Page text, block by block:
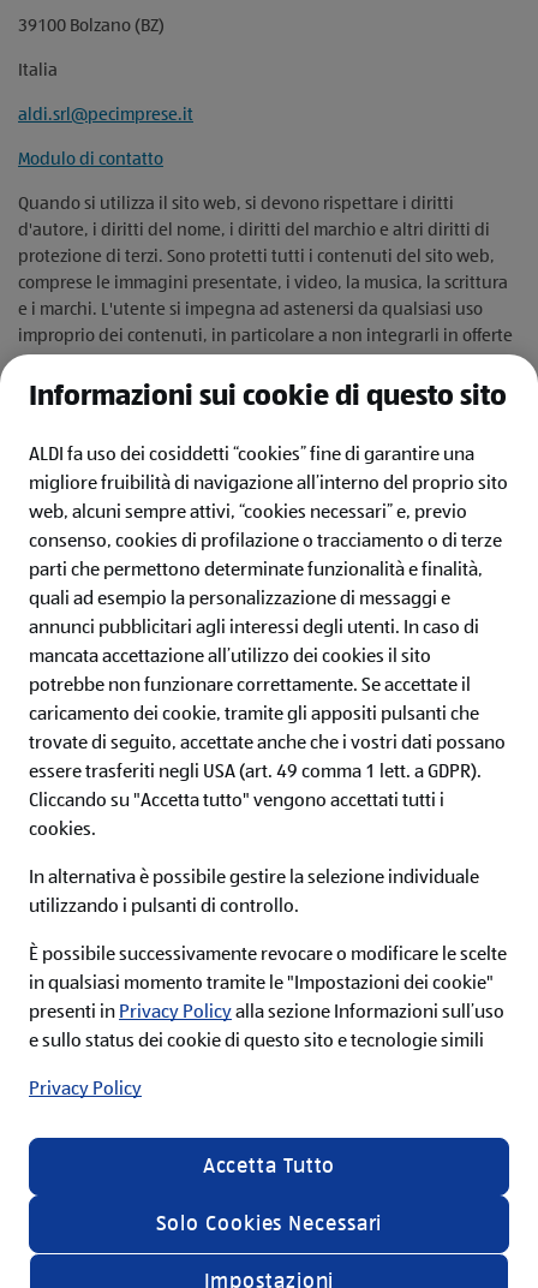
39100 Bolzano (BZ)
Italia
aldi.srl@pecimprese.it
Modulo di contatto
Quando si utilizza il sito web, si devono rispettare i diritti
d'autore, i diritti del nome, i diritti del marchio e altri diritti di
protezione di terzi. Sono protetti tutti i contenuti del sito web,
comprese le immagini presentate, i video, la musica, la scrittura
e i marchi. L'utente si impegna ad astenersi da qualsiasi uso
improprio dei contenuti, in particolare a non integrarli in offerte
web private o commerciali o ad utilizzarli commercialmente in
qualsiasi altro modo. Lo stesso vale per il download e l'uso dei
contenuti del sito web per gli scopi di cui sopra.
ALDI ITALIA
IL MONDO ALDI
ALDI Newsletter
Iscriviti ora alla newsletter ALDI e non perderti nessuna
Acconsento alle condizioni e ai termini di
servizio e desidero ricevere informazioni sulla
gamma di prodotti e servizi offerti da ALDI srl via
email nella mia casella di posta, a tal fine presto
dati personali secondo le specifiche riportate
ALDI è inoltre possibile effettuare la disiscrizione alla
Informazioni sui cookie di questo sito
ALDI fa uso dei cosiddetti “cookies” fine di garantire una
migliore fruibilità di navigazione all’interno del proprio sito
web, alcuni sempre attivi, “cookies necessari” e, previo
consenso, cookies di profilazione o tracciamento o di terze
parti che permettono determinate funzionalità e finalità,
quali ad esempio la personalizzazione di messaggi e
annunci pubblicitari agli interessi degli utenti. In caso di
mancata accettazione all’utilizzo dei cookies il sito
potrebbe non funzionare correttamente. Se accettate il
caricamento dei cookie, tramite gli appositi pulsanti che
trovate di seguito, accettate anche che i vostri dati possano
essere trasferiti negli USA (art. 49 comma 1 lett. a GDPR).
Cliccando su "Accetta tutto" vengono accettati tutti i
cookies.
In alternativa è possibile gestire la selezione individuale
utilizzando i pulsanti di controllo.
È possibile successivamente revocare o modificare le scelte
in qualsiasi momento tramite le "Impostazioni dei cookie"
presenti in Privacy Policyalla sezione Informazioni sull’uso
e sullo status dei cookie di questo sito e tecnologie simili
Privacy Policy
Impostazioni
Solo Cookies Necessari
Accetta Tutto